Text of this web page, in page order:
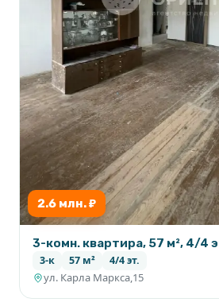
2.6 млн. ₽
3-комн. квартира, 57 м², 4/4
3-к 57 м² 4/4 эт.
ул. Карла Маркса,15